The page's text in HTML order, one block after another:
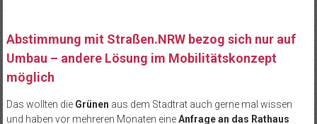
Abstimmung mit Straßen.NRW bezog sich nur auf
Umbau – andere Lösung im Mobilitätskonzept
möglich
Das wollten die Grünen aus dem Stadtrat auch gerne mal wissen
und haben vor mehreren Monaten eineAnfrage an das Rathaus